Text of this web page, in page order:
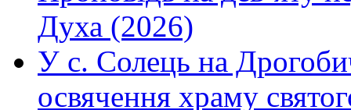
Духа (2026)
У с. Солець на
освячення храму